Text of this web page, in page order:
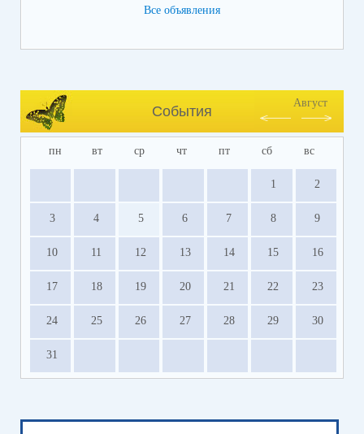
Способы подачи заявлений:
использованием АИС «Зачисление в
занесением заявления в электронной форме,
посредством единого портала государственных
услуг (ЕПГУ).
документов на свободные места (
лично
Все объявления
События
Август
пн вт ср чт пт сб вс
1 2
3 4 5 6 7 8 9
10 11 12 13 14 15 16
17 18 19 20 21 22 23
24 25 26 27 28 29 30
31